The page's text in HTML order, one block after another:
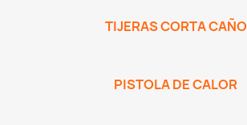
TIJERAS CORTA CAÑO
PISTOLA DE CALOR